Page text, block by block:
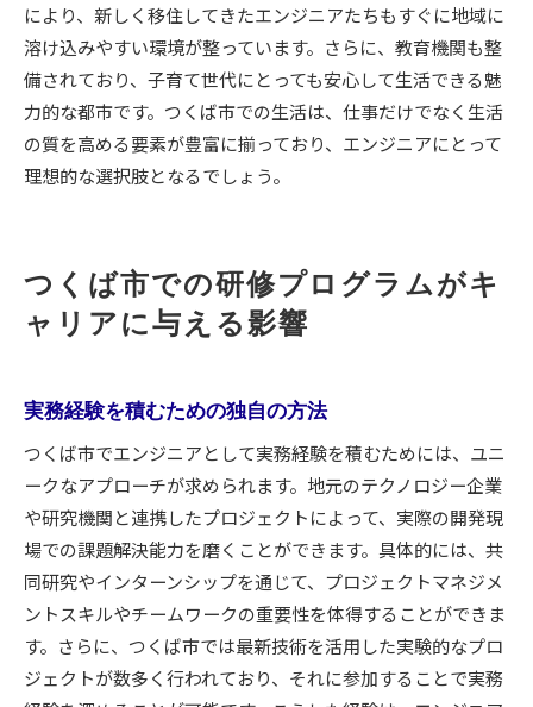
により、新しく移住してきたエンジニアたちもすぐに地域に
溶け込みやすい環境が整っています。さらに、教育機関も整
備されており、子育て世代にとっても安心して生活できる魅
力的な都市です。つくば市での生活は、仕事だけでなく生活
の質を高める要素が豊富に揃っており、エンジニアにとって
理想的な選択肢となるでしょう。
つくば市での研修プログラムがキ
ャリアに与える影響
実務経験を積むための独自の方法
つくば市でエンジニアとして実務経験を積むためには、ユニ
ークなアプローチが求められます。地元のテクノロジー企業
や研究機関と連携したプロジェクトによって、実際の開発現
場での課題解決能力を磨くことができます。具体的には、共
同研究やインターンシップを通じて、プロジェクトマネジメ
ントスキルやチームワークの重要性を体得することができま
す。さらに、つくば市では最新技術を活用した実験的なプロ
ジェクトが数多く行われており、それに参加することで実務